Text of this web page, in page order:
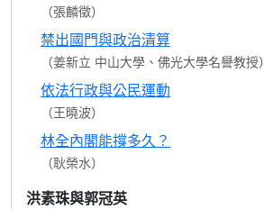
（張麟徵）
禁出國門與政治清算
（姜新立 中山大學、佛光大學名譽教授）
依法行政與公民運動
（王曉波）
林全內閣能撐多久？
（耿榮水）
洪素珠與郭冠英